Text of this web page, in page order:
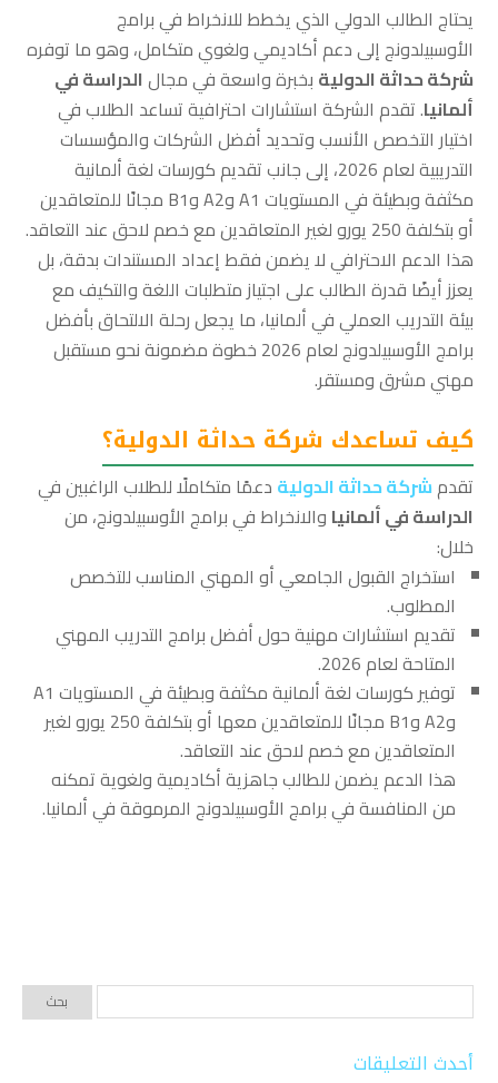
يحتاج الطالب الدولي الذي يخطط للانخراط في برامج
الأوسبيلدونج إلى دعم أكاديمي ولغوي متكامل، وهو ما توفره
شركة حداثة الدولية بخبرة واسعة في مجال الدراسة في
ألمانيا. تقدم الشركة استشارات احترافية تساعد الطلاب في
اختيار التخصص الأنسب وتحديد أفضل الشركات والمؤسسات
التدريبية لعام 2026، إلى جانب تقديم كورسات لغة ألمانية
مكثفة وبطيئة في المستويات A1 وA2 وB1 مجانًا للمتعاقدين
أو بتكلفة 250 يورو لغير المتعاقدين مع خصم لاحق عند التعاقد.
هذا الدعم الاحترافي لا يضمن فقط إعداد المستندات بدقة، بل
يعزز أيضًا قدرة الطالب على اجتياز متطلبات اللغة والتكيف مع
بيئة التدريب العملي في ألمانيا، ما يجعل رحلة الالتحاق بأفضل
برامج الأوسبيلدونج لعام 2026 خطوة مضمونة نحو مستقبل
مهني مشرق ومستقر.
كيف تساعدك شركة حداثة الدولية؟
تقدمشركة حداثة الدولية دعمًا متكاملًا للطلاب الراغبين في
الدراسة في ألمانيا والانخراط في برامج الأوسبيلدونج، من
خلال:
استخراج القبول الجامعي أو المهني المناسب للتخصص
المطلوب.
تقديم استشارات مهنية حول أفضل برامج التدريب المهني
المتاحة لعام 2026.
توفير كورسات لغة ألمانية مكثفة وبطيئة في المستويات A1
وA2 وB1 مجانًا للمتعاقدين معها أو بتكلفة 250 يورو لغير
المتعاقدين مع خصم لاحق عند التعاقد.
هذا الدعم يضمن للطالب جاهزية أكاديمية ولغوية تمكنه
من المنافسة في برامج الأوسبيلدونج المرموقة في ألمانيا.
أحدث التعليقات